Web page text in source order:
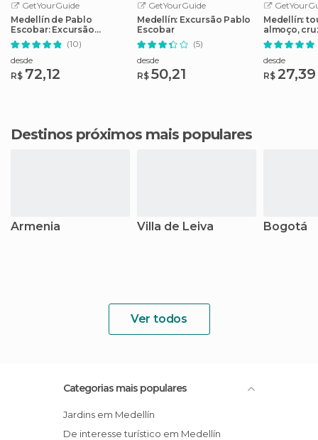
GetYourGuide
Medellín de Pablo
Escobar: Excursão
Particular de 3 Horas
(10)
desde
R$ 72,12
GetYourGuide
Medellín: Excursão Pablo
Escobar
(5)
desde
R$ 50,21
Medellín:
almoço,
del Peñol
desde
R$ 27,39
Destinos próximos mais populares
Armenia Villa de Leiva Bogotá
Ver todos
Categorias mais populares
Jardins em Medellín
De interesse turístico em Medellín